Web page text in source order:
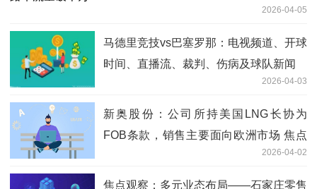
2026-04-05
马德里竞技vs巴塞罗那：电视频道、开球
时间、直播流、裁判、伤病及球队新闻
2026-04-03
新奥股份：公司所持美国LNG长协为
FOB条款，销售主要面向欧洲市场 焦点
2026-04-02
焦点观察：多元业态布局——石家庄零售